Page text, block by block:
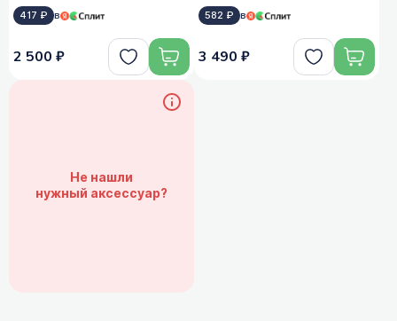
417 ₽ в
2 500 ₽
582 ₽ в
3 490 ₽
Не нашли
нужный аксессуар?